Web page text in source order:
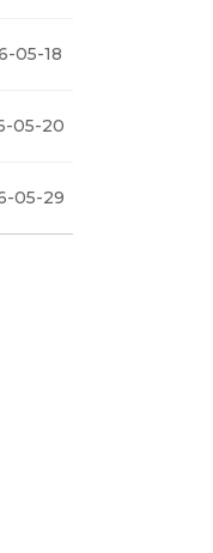
05-18
05-20
05-29